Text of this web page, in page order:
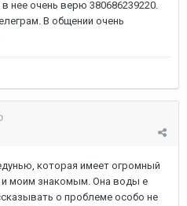
нее очень верю 380686239220.
В общении очень
которая имеет огромный
и моим знакомым. Она воды е
о проблеме особо не